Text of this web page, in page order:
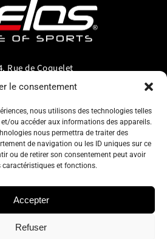
le consentement
nous utilisons des technologies telles
ou accéder aux informations des appareils.
nous permettra de traiter des
de navigation ou les ID uniques sur ce
ou de retirer son consentement peut avoir
et fonctions.
Accepter
Refuser
Rue de Coquelet
Bouge-Namur
info@zelos.be
+32(0) 81/20.83.97
: 0695.625.206
–Conditions générales d’utilisation